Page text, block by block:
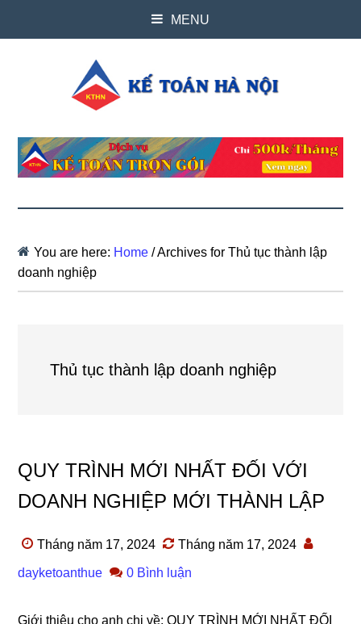
MENU
You are here: Home /Archives for Thủ tục thành lập
doanh nghiệp
Thủ tục thành lập doanh nghiệp
QUY TRÌNH MỚI NHẤT ĐỐI VỚI
DOANH NGHIỆP MỚI THÀNH LẬP
Tháng năm 17, 2024 Tháng năm 17, 2024
dayketoanthue 0 Bình luận
Giới thiệu cho anh chị về: QUY TRÌNH MỚI NHẤT ĐỐI